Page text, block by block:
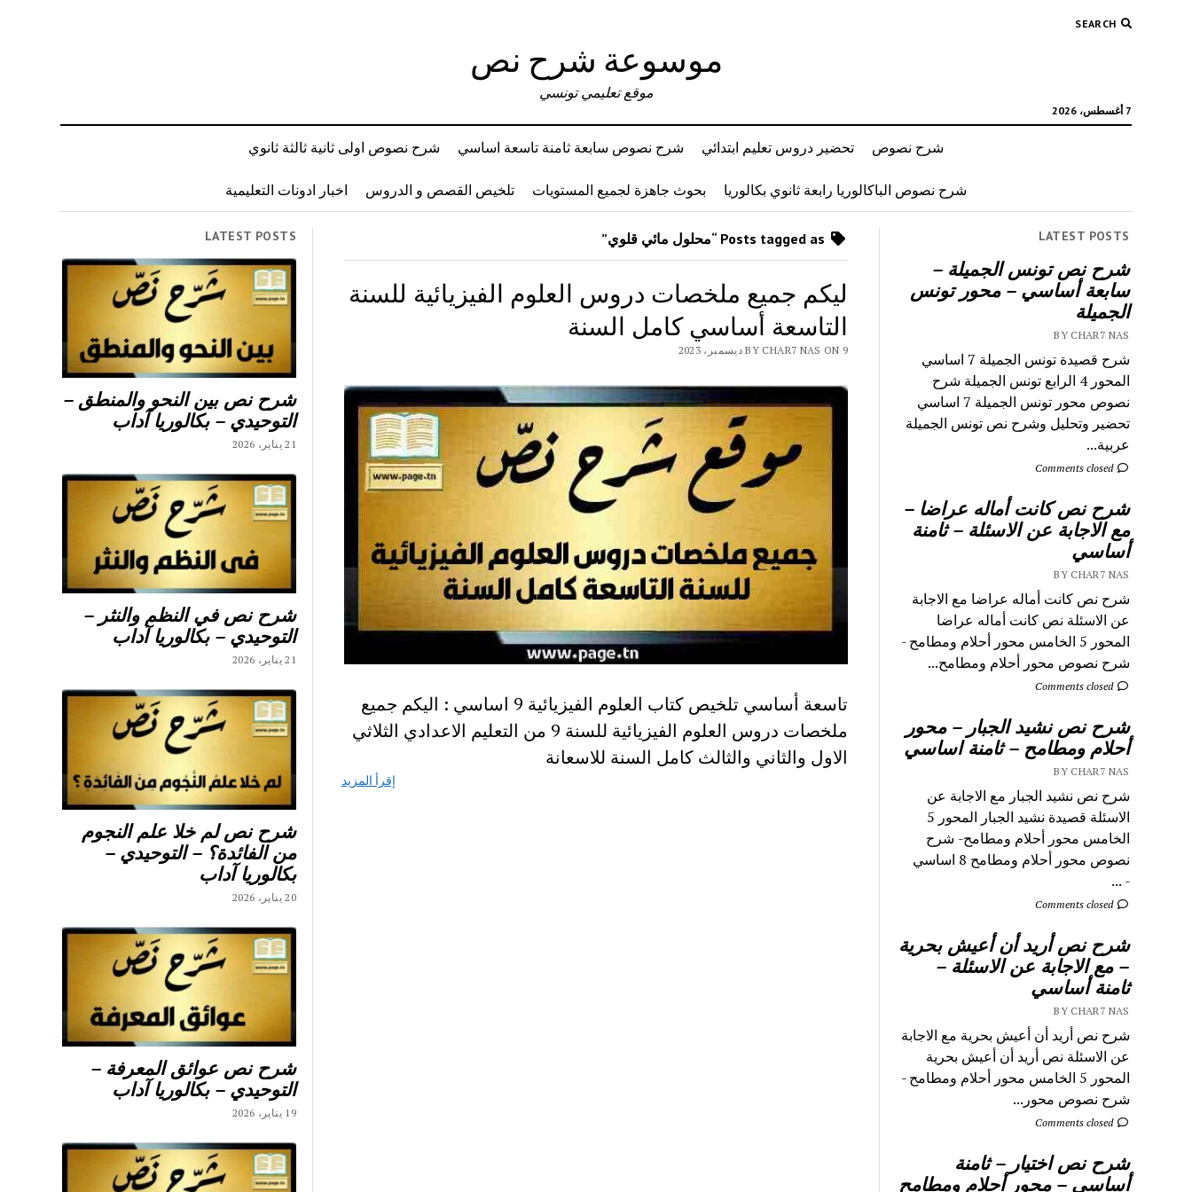
SEARCH
موسوعة شرح نص
7 أغسطس، 2026
موقع تعليمي تونسي
شرح نصوص تحضير دروس تعليم ابتدائي شرح نصوص سابعة ثامنة تاسعة اساسي شرح نصوص اولى ثانية ثالثة ثانوي
شرح نصوص الباكالوريا رابعة ثانوي بكالوريا بحوث جاهزة لجميع المستويات تلخيص القصص و الدروس اخبار ادونات التعليمية
LATEST POSTS
شرح نص تونس الجميلة –
سابعة أساسي – محور تونس
الجميلة
BY CHAR7 NAS
شرح قصيدة تونس الجميلة 7 اساسي
المحور 4 الرابع تونس الجميلة شرح
نصوص محور تونس الجميلة 7 اساسي
تحضير وتحليل وشرح نص تونس الجميلة
عربية...
Comments closed
شرح نص كانت أماله عراضا –
مع الاجابة عن الاسئلة – ثامنة
أساسي
BY CHAR7 NAS
شرح نص كانت أماله عراضا مع الاجابة
عن الاسئلة نص كانت أماله عراضا
المحور 5 الخامس محور أحلام ومطامح -
شرح نصوص محور أحلام ومطامح...
Comments closed
شرح نص نشيد الجبار – محور
أحلام ومطامح – ثامنة اساسي
BY CHAR7 NAS
شرح نص نشيد الجبار مع الاجابة عن
الاسئلة قصيدة نشيد الجبار المحور 5
الخامس محور أحلام ومطامح- شرح
نصوص محور أحلام ومطامح 8 اساسي
- ...
Comments closed
شرح نص أريد أن أعيش بحرية
– مع الاجابة عن الاسئلة –
ثامنة أساسي
BY CHAR7 NAS
شرح نص أريد أن أعيش بحرية مع الاجابة
عن الاسئلة نص أريد أن أعيش بحرية
المحور 5 الخامس محور أحلام ومطامح -
شرح نصوص محور...
Comments closed
شرح نص اختيار – ثامنة
أساسي – محور أحلام ومطامح
ليكم جميع ملخصات دروس العلوم الفيزيائية للسنة
التاسعة أساسي كامل السنة
BY CHAR7 NAS ON 9 ديسمبر، 2023
تاسعة أساسي تلخيص كتاب العلوم الفيزيائية 9 اساسي : اليكم جميع
ملخصات دروس العلوم الفيزيائية للسنة 9 من التعليم الاعدادي الثلاثي
الاول والثاني والثالث كامل السنة للاسعانة
إقرأ المزيد
LATEST POSTS
شرح نص بين النحو والمنطق –
التوحيدي – بكالوريا آداب
21 يناير، 2026
شرح نص في النظم والنثر –
التوحيدي – بكالوريا آداب
21 يناير، 2026
شرح نص لم خلا علم النجوم
من الفائدة؟ – التوحيدي –
بكالوريا آداب
20 يناير، 2026
شرح نص عوائق المعرفة –
التوحيدي – بكالوريا آداب
19 يناير، 2026